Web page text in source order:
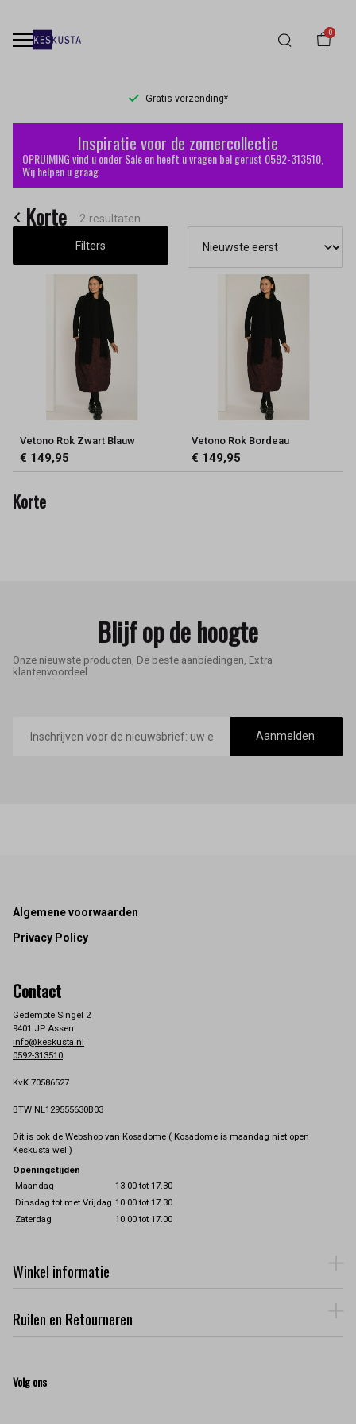
0
Gratis verzending*
Korte
Keskusta
Inspiratie voor de zomercollectie
OPRUIMING vind u onder Sale en heeft u vragen bel gerust 0592-313510,
Wij helpen u graag.
Korte 2 resultaten
Filters
Vetono Rok Zwart Blauw
€ 149,95
Vetono Rok Bordeau
€ 149,95
Korte
Blijf op de hoogte
Onze nieuwste producten, De beste aanbiedingen, Extra
klantenvoordeel
mailadres
Aanmelden
Footer
Algemene voorwaarden
Privacy Policy
Contact
Gedempte Singel 2
9401 JP Assen
info@keskusta.nl
0592-313510
KvK 70586527
BTW NL129555630B03
Dit is ook de Webshop van Kosadome ( Kosadome is maandag niet open
Keskusta wel )
Openingstijden
Maandag
13.00 tot 17.30
Dinsdag tot met Vrijdag 10.00 tot 17.30
Zaterdag
10.00 tot 17.00
Winkel informatie
Ruilen en Retourneren
Volg ons